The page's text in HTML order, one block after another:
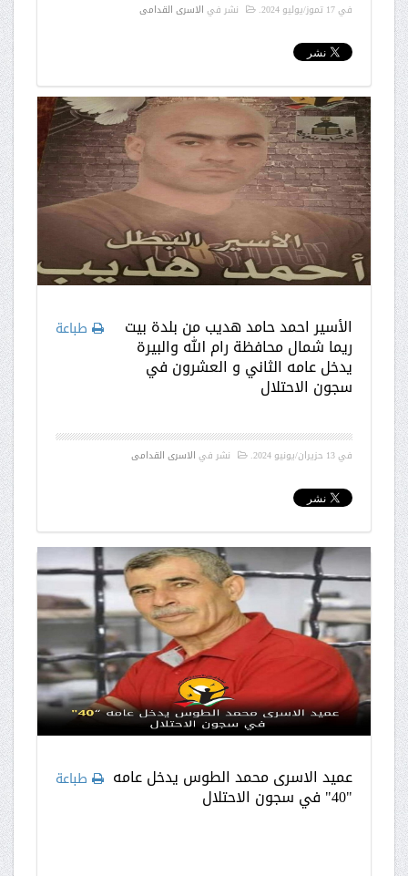
في17 تموز/يوليو 2024 . نشر في الاسرى القدامى
طباعة الأسير احمد حامد هديب من بلدة بيت
ريما شمال محافظة رام الله والبيرة
يدخل عامه الثاني و العشرون في
سجون الاحتلال
في13 حزيران/يونيو 2024 . نشر في الاسرى القدامى
طباعة عميد الاسرى محمد الطوس يدخل عامه
"40" في سجون الاحتلال